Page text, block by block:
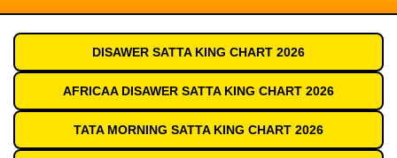
DISAWER SATTA KING CHART 2026
AFRICAA DISAWER SATTA KING CHART 2026
TATA MORNING SATTA KING CHART 2026